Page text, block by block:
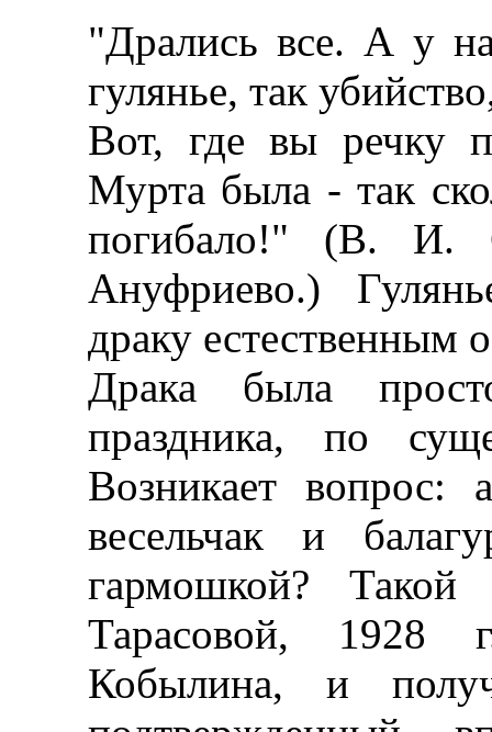
"Дрались все. А у
гулянье, так
Вот, где вы речку
Мурта была - так
погибало!" (В. И.
Ануфриево.)
драку естественным
Драка была
праздника, по
Возникает вопрос:
весельчак и
гармошкой?
Тарасовой, 1928
Кобылина, и